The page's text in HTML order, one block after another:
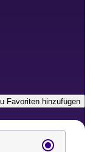
Favoriten hinzufügen